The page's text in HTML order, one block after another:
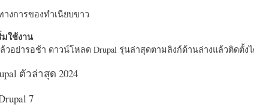
างการของทำเนียบขาว
ใช้งาน
ล้วอย่ารอช้า ดาวน์โหลด Drupal รุ่นล่าสุดตามลิงก์ด้านล่างแล้วติดตั้ง
ตัวล่าสุด 2024
7